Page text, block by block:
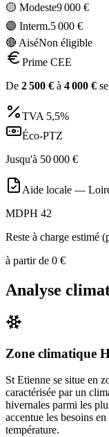
🟡 Modeste9 000 €
🟣 Interm.5 000 €
🔴 AiséNon éligible
Prime CEE
De 2 500 € à 4 000 €
TVA 5,5%
Éco-PTZ
Jusqu'à 50 000 €
Aide locale —
MDPH 42
Reste à charge estimé
à partir de 0 €
Analyse
Zone climatique
St Etienne se situe en
caractérisée par un
hivernales parmi les
accentue les besoins
température.